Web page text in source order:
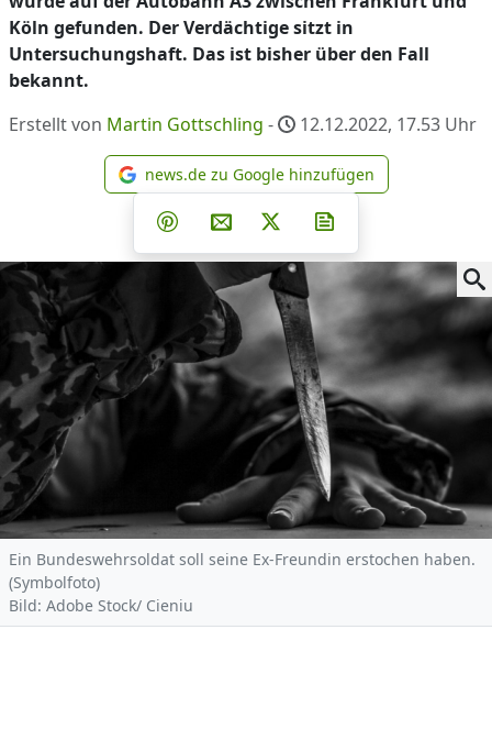
Köln gefunden. Der Verdächtige sitzt in
Untersuchungshaft. Das ist bisher über den Fall
bekannt.
Erstellt von Martin Gottschling - 12.12.2022, 17.53 Uhr
news.de zu Google
news.de zu Google hinzufügen
Teilen auf Facebook
Teilen auf Whatsapp
Teilen auf Telegram
Teilen auf Pinterest
Per E-Mail teilen
Post auf X
Ein Bundeswehrsoldat soll seine Ex-Freundin erstochen haben.
(Symbolfoto)
Bild: Adobe Stock/ Cieniu